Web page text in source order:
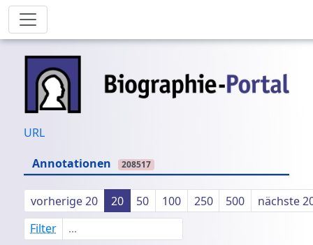
URL
Annotationen
208517
vorherige 20 20 50 100 250 500
nächste
Filter